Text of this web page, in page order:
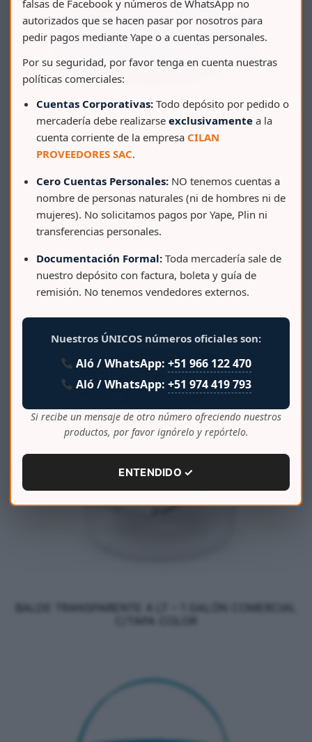
BALDE COMERCIAL 1 GAL C/ TAPA Y ASA DE METAL
falsas de Facebook y números de WhatsApp no
autorizados que se hacen pasar por nosotros para
pedir pagos mediante Yape o a cuentas personales.
Por su seguridad, por favor tenga en cuenta nuestras
políticas comerciales:
Cuentas Corporativas: Todo depósito por pedido o
mercadería debe realizarse exclusivamente a la
cuenta corriente de la empresa CILAN
PROVEEDORES SAC.
Cero Cuentas Personales: NO tenemos cuentas a
nombre de personas naturales (ni de hombres ni de
mujeres). No solicitamos pagos por Yape, Plin ni
transferencias personales.
Documentación Formal: Toda mercadería sale de
nuestro depósito con factura, boleta y guía de
remisión. No tenemos vendedores externos.
Nuestros ÚNICOS números oficiales son:
Aló / WhatsApp:+51 966 122 470
Aló / WhatsApp:+51 974 419 793
Si recibe un mensaje de otro número ofreciendo nuestros
productos, por favor ignórelo y repórtelo.
ENTENDIDO ✓